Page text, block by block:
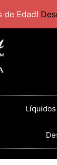
Líquidos
de Edad!